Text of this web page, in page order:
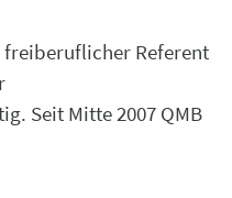
Referent
Seit Mitte 2007 QMB